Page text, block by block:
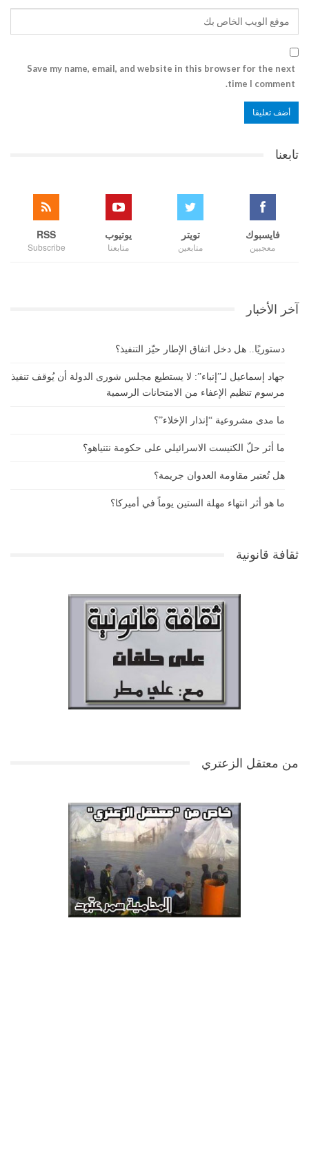
Save my name, email, and website in this browser for the next
time I comment.
تابعنا
فايسبوك
معجبين
تويتر
متابعين
يوتيوب
متابعنا
RSS
Subscribe
آخر الأخبار
دستوريًا.. هل دخل اتفاق الإطار حيّز التنفيذ؟
جهاد إسماعيل لـ”إنباء”: لا يستطيع مجلس شورى الدولة أن يُوقف تنفيذ
مرسوم تنظيم الإعفاء من الامتحانات الرسمية
ما مدى مشروعية “إنذار الإخلاء”؟
ما أثر حلّ الكنيست الاسرائيلي على حكومة نتنياهو؟
هل تُعتبر مقاومة العدوان جريمة؟
ما هو أثر انتهاء مهلة الستين يوماً في أميركا؟
ثقافة قانونية
من معتقل الزعتري